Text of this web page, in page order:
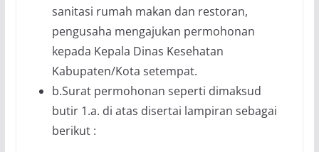
sanitasi rumah makan dan restoran,
pengusaha mengajukan permohonan
kepada Kepala Dinas Kesehatan
Kabupaten/Kota setempat.
b.Surat permohonan seperti dimaksud
butir 1.a. di atas disertai lampiran sebagai
berikut :